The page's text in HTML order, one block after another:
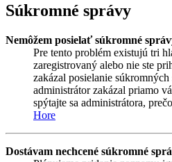
Súkromné správy
Nemôžem posielať súkromné
Pre tento problém existujú tri
zaregistrovaný alebo nie ste
zakázal posielanie
administrátor zakázal priamo
spýtajte sa administrátora,
Hore
Dostávam nechcené súkromné